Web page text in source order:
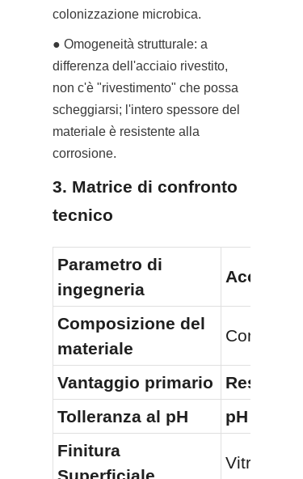
colonizzazione microbica.
● Omogeneità strutturale: a
differenza dell'acciaio rivestito,
non c'è "rivestimento" che possa
scheggiarsi; l'intero spessore del
materiale è resistente alla
corrosione.
3. Matrice di confronto
tecnico
Parametro di
ingegneria
Acciaio
Composizione del
materiale
Vantaggio primario
Tolleranza al pH
pH 1–14
Finitura
Superficiale
Vitreous/